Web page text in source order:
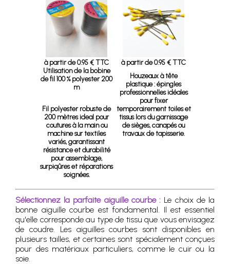
à partir de 0.95 € TTC
Utilisation de la bobine
de fil 100 % polyester 200
m
Fil polyester robuste de
200 mètres ideal pour
coutures à la main ou
machine sur textiles
variés, garantissant
résistance et durabilité
pour assemblage,
surpiqûres et réparations
soignées.
à partir de 0.95 € TTC
Houzeaux à tête
plastique: épingles
professionnelles idéales
pour fixer
temporairement toiles et
tissus lors du garnissage
de sièges, canapés ou
travaux de tapisserie.
Sélectionnez la parfaite aiguille courbe : Le choix de la
bonne aiguille courbe est fondamental. Il est essentiel
qu'elle corresponde au type de tissu que vous envisagez
de coudre. Les aiguilles courbes sont disponibles en
plusieurs tailles, et certaines sont spécialement conçues
pour des matériaux particuliers, comme le cuir ou la
soie.